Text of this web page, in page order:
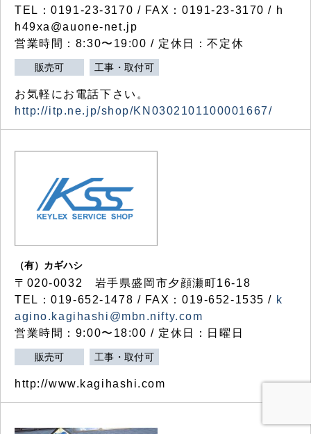
TEL：0191-23-3170 / FAX：0191-23-3170 / h
h49xa@auone-net.jp
営業時間：8:30〜19:00 / 定休日：不定休
販売可 工事・取付可
お気軽にお電話下さい。
http://itp.ne.jp/shop/KN0302101100001667/
（有）カギハシ
〒020-0032 岩手県盛岡市夕顔瀬町16-18
TEL：019-652-1478 / FAX：019-652-1535 / k
agino.kagihashi@mbn.nifty.com
営業時間：9:00〜18:00 / 定休日：日曜日
販売可 工事・取付可
http://www.kagihashi.com